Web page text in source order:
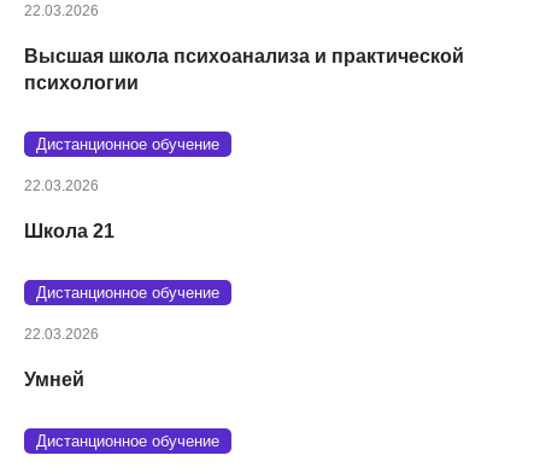
22.03.2026
Высшая школа психоанализа и практической
психологии
Дистанционное обучение
22.03.2026
Школа 21
Дистанционное обучение
22.03.2026
Умней
Дистанционное обучение